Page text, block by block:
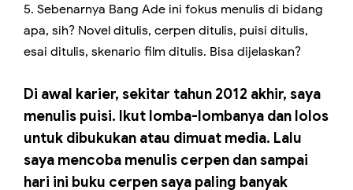
5. Sebenarnya Bang Ade ini fokus menulis di bidang
apa, sih? Novel ditulis, cerpen ditulis, puisi ditulis,
esai ditulis, skenario film ditulis. Bisa dijelaskan?
Di awal karier, sekitar tahun 2012 akhir, saya
menulis puisi. Ikut lomba-lombanya dan lolos
untuk dibukukan atau dimuat media. Lalu
saya mencoba menulis cerpen dan sampai
hari ini buku cerpen saya paling banyak